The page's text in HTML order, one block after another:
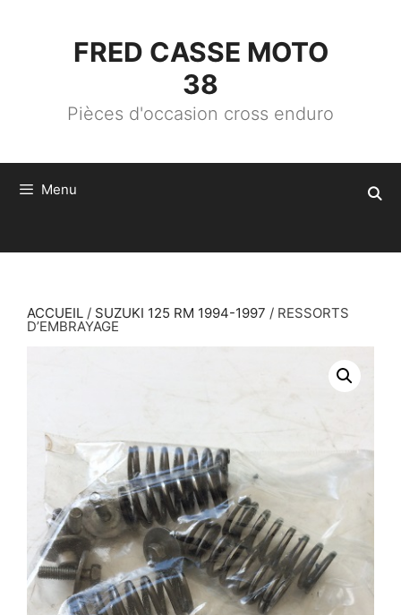
FRED CASSE MOTO
38
Pièces d'occasion cross enduro
Menu
ACCUEIL / SUZUKI 125 RM 1994-1997 / RESSORTS
D’EMBRAYAGE